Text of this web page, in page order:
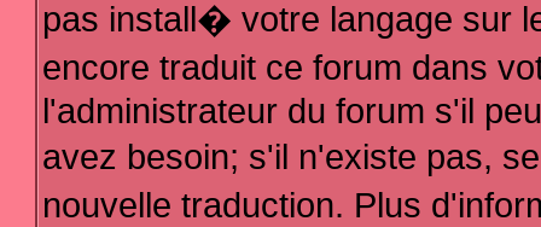
pas install� votre langage sur
encore traduit ce forum dans
l'administrateur du forum s'il
avez besoin; s'il n'existe pas,
nouvelle traduction. Plus